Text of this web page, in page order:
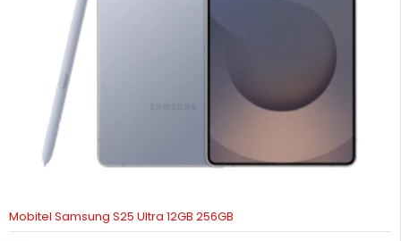
Mobitel Samsung S25 Ultra 12GB 256GB